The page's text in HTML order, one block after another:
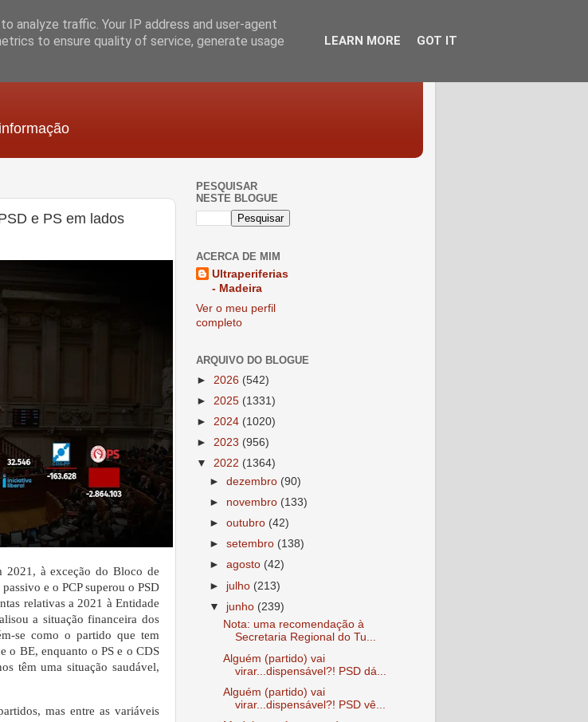
e PS em lados
2021, à exceção do Bloco de
e o PCP superou o PSD
relativas a 2021 à Entidade
a situação financeira dos
se como o partido que tem
o BE, enquanto o PS e o CDS
têm uma situação saudável,
mas entre as variáveis
PESQUISAR
NESTE BLOGUE
ACERCA DE MIM
Ultraperiferias
- Madeira
Ver o meu perfil
completo
ARQUIVO DO BLOGUE
► 2026 (542)
► 2025 (1331)
► 2024 (1020)
► 2023 (956)
▼ 2022 (1364)
►dezembro (90)
► novembro (133)
►outubro (42)
►setembro (138)
►agosto (42)
► julho (213)
▼ junho (239)
Nota: uma recomendação à
Secretaria Regional do Tu...
Alguém (partido) vai
virar...dispensável?! PSD dá...
Alguém (partido) vai
virar...dispensável?! PSD vê...
analyze traffic. Your IP address and user-agent
to ensure quality of service, generate usage
LEARN MORE GOT IT